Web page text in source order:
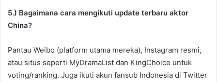
5.) Bagaimana cara mengikuti update terbaru aktor
China?
Pantau Weibo (platform utama mereka), Instagram resmi,
atau situs seperti MyDramaList dan KingChoice untuk
voting/ranking. Juga ikuti akun fansub Indonesia di Twitter